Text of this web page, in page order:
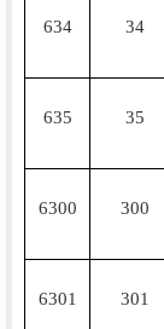
634 34
635 35
6300 300
6301 301